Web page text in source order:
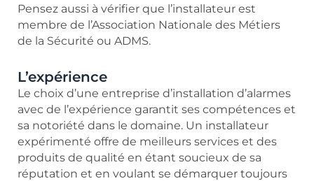
Pensez aussi à vérifier que l’installateur est
membre de l’Association Nationale des Métiers
de la Sécurité ou ADMS.
L’expérience
Le choix d’une entreprise d’installation d’alarmes
avec de l’expérience garantit ses compétences et
sa notoriété dans le domaine. Un installateur
expérimenté offre de meilleurs services et des
produits de qualité en étant soucieux de sa
réputation et en voulant se démarquer toujours